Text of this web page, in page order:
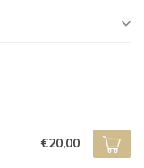
€20,00